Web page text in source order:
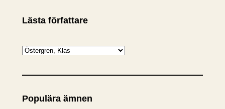
Lästa författare
K
t
g
Populära ämnen